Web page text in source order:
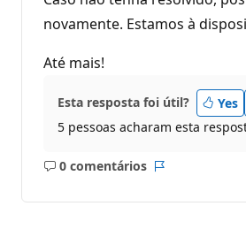
novamente. Estamos à
Até mais!
Esta resposta foi útil? Yes
5 pessoas acharam esta
0 comentários
Sem